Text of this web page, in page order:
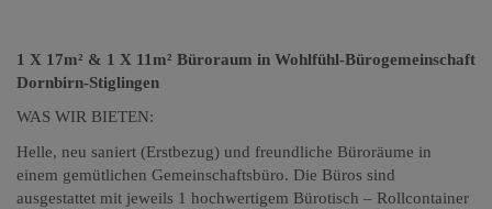
1 X 17m² & 1 X 11m² Büroraum in Wohlfühl-Bürogemeinschaft
Dornbirn-Stiglingen
WAS WIR BIETEN:
Helle, neu saniert (Erstbezug) und freundliche Büroräume in
einem gemütlichen Gemeinschaftsbüro. Die Büros sind
ausgestattet mit jeweils 1 hochwertigem Bürotisch – Rollcontainer